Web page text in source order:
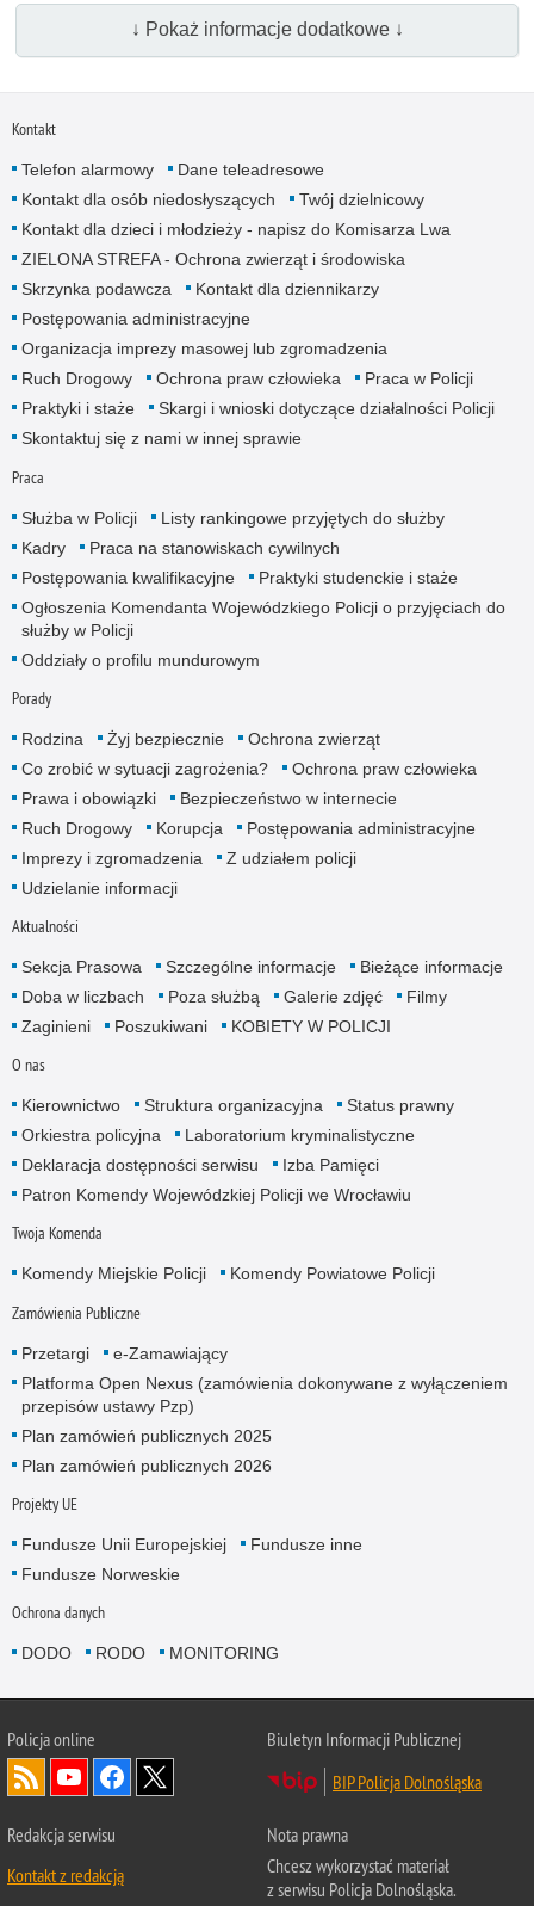
↓ Pokaż informacje dodatkowe ↓
Kontakt
Telefon alarmowy
Dane teleadresowe
Kontakt dla osób niedosłyszących
Twój dzielnicowy
Kontakt dla dzieci i młodzieży - napisz do Komisarza Lwa
ZIELONA STREFA - Ochrona zwierząt i środowiska
Skrzynka podawcza
Kontakt dla dziennikarzy
Postępowania administracyjne
Organizacja imprezy masowej lub zgromadzenia
Ruch Drogowy
Ochrona praw człowieka
Praca w Policji
Praktyki i staże
Skargi i wnioski dotyczące działalności Policji
Skontaktuj się z nami w innej sprawie
Praca
Służba w Policji
Listy rankingowe przyjętych do służby
Kadry
Praca na stanowiskach cywilnych
Postępowania kwalifikacyjne
Praktyki studenckie i staże
Ogłoszenia Komendanta Wojewódzkiego Policji o przyjęciach do
służby w Policji
Oddziały o profilu mundurowym
Porady
Rodzina Żyj bezpiecznie
Ochrona zwierząt
Co zrobić w sytuacji zagrożenia?
Ochrona praw człowieka
Prawa i obowiązki
Bezpieczeństwo w internecie
Ruch Drogowy
Korupcja
Postępowania administracyjne
Imprezy i zgromadzenia
Z udziałem policji
Udzielanie informacji
Aktualności
Sekcja Prasowa Szczególne informacje
Bieżące informacje
Doba w liczbach
Poza służbą Galerie zdjęć
Filmy
Zaginieni
Poszukiwani KOBIETY W POLICJI
O nas
Kierownictwo Struktura organizacyjna
Status prawny
Orkiestra policyjna
Laboratorium kryminalistyczne
Deklaracja dostępności serwisu
Izba Pamięci
Patron Komendy Wojewódzkiej Policji we Wrocławiu
Twoja Komenda
Komendy Miejskie Policji Komendy Powiatowe Policji
Zamówienia Publiczne
Przetargi
e-Zamawiający
Platforma Open Nexus (zamówienia dokonywane z wyłączeniem
przepisów ustawy Pzp)
Plan zamówień publicznych 2025
Plan zamówień publicznych 2026
Projekty UE
Fundusze Unii Europejskiej
Fundusze inne
Fundusze Norweskie
Ochrona danych
DODO RODO MONITORING
Policjaonline
Biuletyn Informacji Publicznej
BIP Policja Dolnośląska
Redakcja serwisu
Kontakt z redakcją
Nota prawna
Chcesz wykorzystać materiał
z serwisu Policja Dolnośląska.